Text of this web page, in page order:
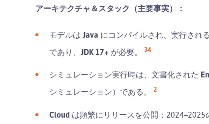
アーキテクチャ＆スタック（主要事実）：
モデルは Java にコンパイルされ、実行され
であり、 JDK 17+ が必要。 34
シミュレーション実行時は、文書化された
シミュレーション）である。 2
Cloud は頻繁にリリースを公開；2024–2025